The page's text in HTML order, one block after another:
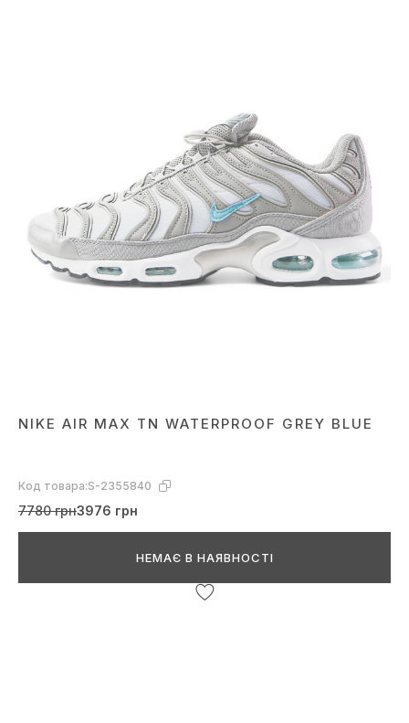
NIKE AIR MAX TN WATERPROOF GREY BLUE
Код товара:S-2355840
7780 грн3976 грн
НЕМАЄ В НАЯВНОСТІ